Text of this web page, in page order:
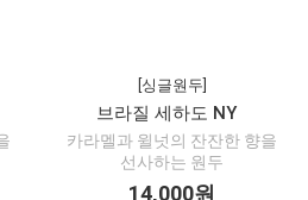
[싱글원두]
브라질 세하도 NY
카라멜과 윌넛의 잔잔한 향을
선사하는 원두
14,000원